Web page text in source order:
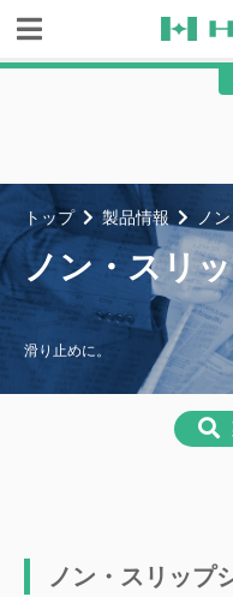
綿帆布
フラット帆布
メッシュ
その他の産業用資材
ノン・スリ
滑り止めに。
トップ 製品情報 ノ
ノン・スリップ